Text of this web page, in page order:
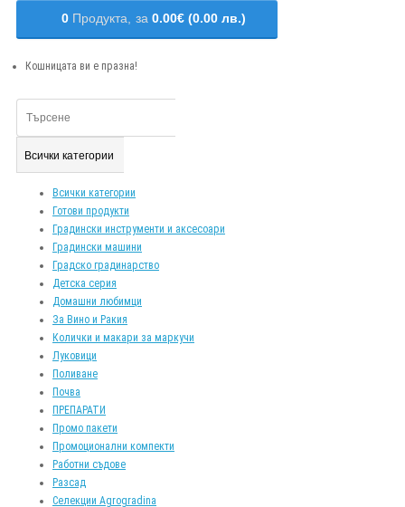
0 Продукта, за 0.00€ (0.00 лв.)
Кошницата ви е празна!
Всички категории
Всички категории
Готови продукти
Градински инструменти и аксесоари
Градински машини
Градско градинарство
Детска серия
Домашни любимци
За Вино и Ракия
Колички и макари за маркучи
Луковици
Поливане
Почва
ПРЕПАРАТИ
Промо пакети
Промоционални компекти
Работни съдове
Разсад
Селекции Agrogradina